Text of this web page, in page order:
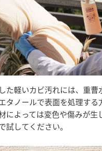
た軽いカビ汚れには、重曹
タノールで表面を処理する
によっては変色や傷みが生
試してください。